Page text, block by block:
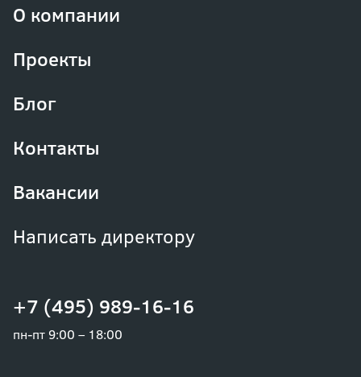
+7 (495) 989-16-16
пн-пт 9:00 – 18:00
О компании
Проекты
Блог
Контакты
Вакансии
Написать директору